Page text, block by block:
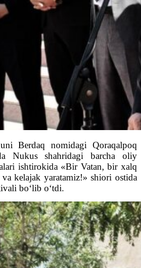
Berdaq nomidagi Qoraqalpoq
Nukus shahridagi barcha oliy
ishtirokida «Bir Vatan, bir xalq
kelajak yaratamiz!» shiori ostida
bo‘lib o‘tdi.